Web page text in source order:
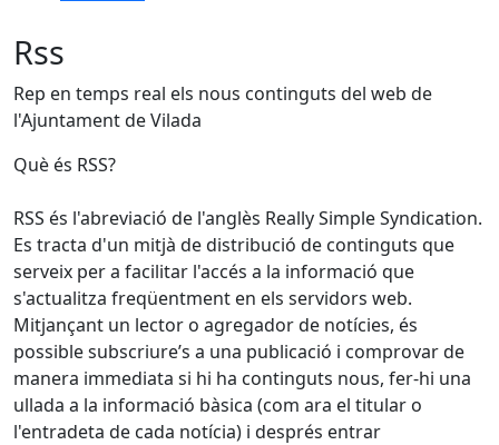
Rss
Rep en temps real els nous continguts del web de
l'Ajuntament de Vilada
Què és RSS?
RSS és l'abreviació de l'anglès Really Simple Syndication.
Es tracta d'un mitjà de distribució de continguts que
serveix per a facilitar l'accés a la informació que
s'actualitza freqüentment en els servidors web.
Mitjançant un lector o agregador de notícies, és
possible subscriure’s a una publicació i comprovar de
manera immediata si hi ha continguts nous, fer-hi una
ullada a la informació bàsica (com ara el titular o
l'entradeta de cada notícia) i després entrar